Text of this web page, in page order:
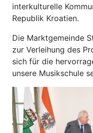
interkulturelle
Republik Kroatien.
Die Marktgemeinde
zur Verleihung des
sich für die
unsere Musikschule